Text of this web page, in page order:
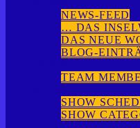
NEWS-FEED
… DAS
DAS NEUE
BLOG-
TEAM
SHOW
SHOW